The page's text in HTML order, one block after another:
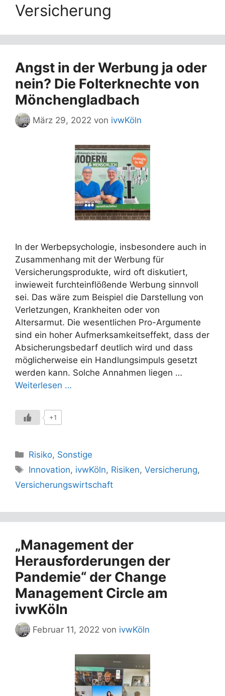
Versicherung
Angst in der Werbung ja oder
nein? Die Folterknechte von
Mönchengladbach
März 29, 2022 von ivwKöln
In der Werbepsychologie, insbesondere auch in
Zusammenhang mit der Werbung für
Versicherungsprodukte, wird oft diskutiert,
inwieweit furchteinflößende Werbung sinnvoll
sei. Das wäre zum Beispiel die Darstellung von
Verletzungen, Krankheiten oder von
Altersarmut. Die wesentlichen Pro-Argumente
sind ein hoher Aufmerksamkeitseffekt, dass der
Absicherungsbedarf deutlich wird und dass
möglicherweise ein Handlungsimpuls gesetzt
werden kann. Solche Annahmen liegen …
Weiterlesen …
+1
Kategorien
Risiko, Sonstige
Schlagwörter
Innovation, ivwKöln, Risiken,Versicherung,
Versicherungswirtschaft
„Management der
Herausforderungen der
Pandemie“ der Change
Management Circle am
ivwKöln
Februar 11, 2022 von ivwKöln